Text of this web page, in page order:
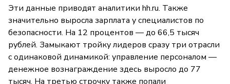
Эти данные приводят аналитики hh.ru. Также
значительно выросла зарплата у специалистов по
безопасности. На 12 процентов — до 66,5 тысяч
рублей. Замыкают тройку лидеров сразу три отрасли
с одинаковой динамикой: управление персоналом —
денежное вознаграждение здесь выросло до 77
тысяч. На третью строчку также попали